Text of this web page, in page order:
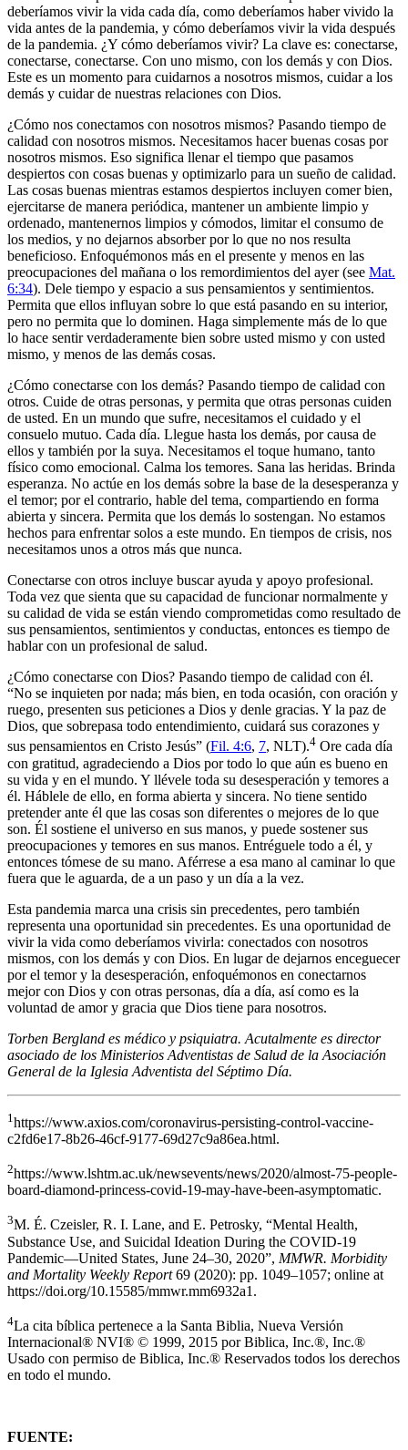
deberíamos vivir la vida cada día, como deberíamos haber vivido la
vida antes de la pandemia, y cómo deberíamos vivir la vida después
de la pandemia. ¿Y cómo deberíamos vivir? La clave es: conectarse,
conectarse, conectarse. Con uno mismo, con los demás y con Dios.
Este es un momento para cuidarnos a nosotros mismos, cuidar a los
demás y cuidar de nuestras relaciones con Dios.
¿Cómo nos conectamos con nosotros mismos? Pasando tiempo de
calidad con nosotros mismos. Necesitamos hacer buenas cosas por
nosotros mismos. Eso significa llenar el tiempo que pasamos
despiertos con cosas buenas y optimizarlo para un sueño de calidad.
Las cosas buenas mientras estamos despiertos incluyen comer bien,
ejercitarse de manera periódica, mantener un ambiente limpio y
ordenado, mantenernos limpios y cómodos, limitar el consumo de
los medios, y no dejarnos absorber por lo que no nos resulta
beneficioso. Enfoquémonos más en el presente y menos en las
preocupaciones del mañana o los remordimientos del ayer (see Mat.
6:34). Dele tiempo y espacio a sus pensamientos y sentimientos.
Permita que ellos influyan sobre lo que está pasando en su interior,
pero no permita que lo dominen. Haga simplemente más de lo que
lo hace sentir verdaderamente bien sobre usted mismo y con usted
mismo, y menos de las demás cosas.
¿Cómo conectarse con los demás? Pasando tiempo de calidad con
otros. Cuide de otras personas, y permita que otras personas cuiden
de usted. En un mundo que sufre, necesitamos el cuidado y el
consuelo mutuo. Cada día. Llegue hasta los demás, por causa de
ellos y también por la suya. Necesitamos el toque humano, tanto
físico como emocional. Calma los temores. Sana las heridas. Brinda
esperanza. No actúe en los demás sobre la base de la desesperanza y
el temor; por el contrario, hable del tema, compartiendo en forma
abierta y sincera. Permita que los demás lo sostengan. No estamos
hechos para enfrentar solos a este mundo. En tiempos de crisis, nos
necesitamos unos a otros más que nunca.
Conectarse con otros incluye buscar ayuda y apoyo profesional.
Toda vez que sienta que su capacidad de funcionar normalmente y
su calidad de vida se están viendo comprometidas como resultado de
sus pensamientos, sentimientos y conductas, entonces es tiempo de
hablar con un profesional de salud.
¿Cómo conectarse con Dios? Pasando tiempo de calidad con él.
“No se inquieten por nada; más bien, en toda ocasión, con oración y
ruego, presenten sus peticiones a Dios y denle gracias. Y la paz de
Dios, que sobrepasa todo entendimiento, cuidará sus corazones y
sus pensamientos en Cristo Jesús” (Fil. 4:6, 7, NLT).4 Ore cada día
con gratitud, agradeciendo a Dios por todo lo que aún es bueno en
su vida y en el mundo. Y llévele toda su desesperación y temores a
él. Háblele de ello, en forma abierta y sincera. No tiene sentido
pretender ante él que las cosas son diferentes o mejores de lo que
son. Él sostiene el universo en sus manos, y puede sostener sus
preocupaciones y temores en sus manos. Entréguele todo a él, y
entonces tómese de su mano. Aférrese a esa mano al caminar lo que
fuera que le aguarda, de a un paso y un día a la vez.
Esta pandemia marca una crisis sin precedentes, pero también
representa una oportunidad sin precedentes. Es una oportunidad de
vivir la vida como deberíamos vivirla: conectados con nosotros
mismos, con los demás y con Dios. En lugar de dejarnos enceguecer
por el temor y la desesperación, enfoquémonos en conectarnos
mejor con Dios y con otras personas, día a día, así como es la
voluntad de amor y gracia que Dios tiene para nosotros.
Torben Bergland es médico y psiquiatra. Acutalmente es director
asociado de los Ministerios Adventistas de Salud de la Asociación
General de la Iglesia Adventista del Séptimo Día.
1 https://www.axios.com/coronavirus-persisting-control-vaccine-
c2fd6e17-8b26-46cf-9177-69d27c9a86ea.html.
2https://www.lshtm.ac.uk/newsevents/news/2020/almost-75-people-
board-diamond-princess-covid-19-may-have-been-asymptomatic.
3M. É. Czeisler, R. I. Lane, and E. Petrosky, “Mental Health,
Substance Use, and Suicidal Ideation During the COVID-19
Pandemic—United States, June 24–30, 2020”, MMWR. Morbidity
and Mortality Weekly Report69 (2020): pp. 1049–1057; online at
https://doi.org/10.15585/mmwr.mm6932a1.
4La cita bíblica pertenece a la Santa Biblia, Nueva Versión
Internacional® NVI® © 1999, 2015 por Biblica, Inc.®, Inc.®
Usado con permiso de Biblica, Inc.® Reservados todos los derechos
en todo el mundo.
FUENTE: